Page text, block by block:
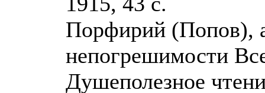
Порфирий (Попов),
непогрешимости
Душеполезное